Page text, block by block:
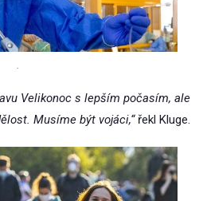
.
Velikonoc s lepším počasím, ale
Musíme být vojáci,“ řekl Kluge.